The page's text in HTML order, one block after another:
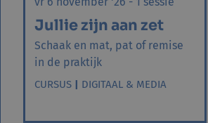
Jullie zijn aan zet
Schaak en mat, pat of remise
in de praktijk
CURSUS | DIGITAAL & MEDIA